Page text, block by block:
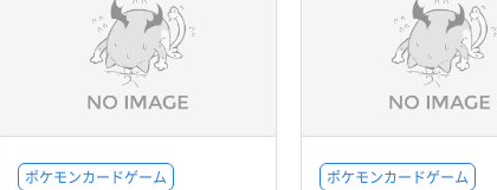
ポケモンカードゲーム ポケモンカードゲーム